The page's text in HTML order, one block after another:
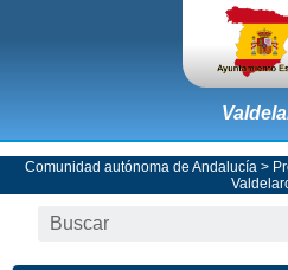
Comunidad autónoma de Andalucía >